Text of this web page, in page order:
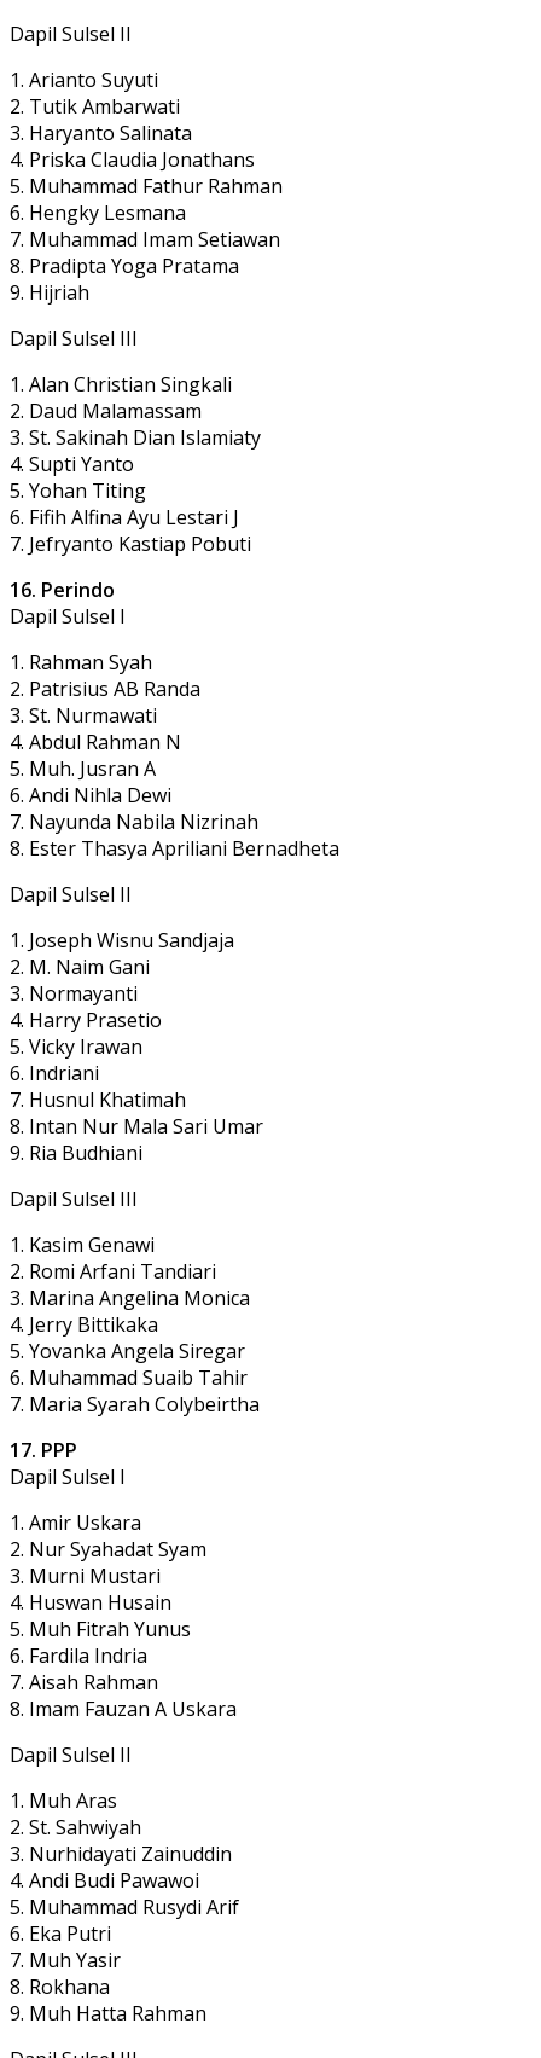
Dapil Sulsel II
1. Arianto Suyuti
2. Tutik Ambarwati
3. Haryanto Salinata
4. Priska Claudia Jonathans
5. Muhammad Fathur Rahman
6. Hengky Lesmana
7. Muhammad Imam Setiawan
8. Pradipta Yoga Pratama
9. Hijriah
Dapil Sulsel III
1. Alan Christian Singkali
2. Daud Malamassam
3. St. Sakinah Dian Islamiaty
4. Supti Yanto
5. Yohan Titing
6. Fifih Alfina Ayu Lestari J
7. Jefryanto Kastiap Pobuti
16. Perindo
Dapil Sulsel I
1. Rahman Syah
2. Patrisius AB Randa
3. St. Nurmawati
4. Abdul Rahman N
5. Muh. Jusran A
6. Andi Nihla Dewi
7. Nayunda Nabila Nizrinah
8. Ester Thasya Apriliani Bernadheta
Dapil Sulsel II
1. Joseph Wisnu Sandjaja
2. M. Naim Gani
3. Normayanti
4. Harry Prasetio
5. Vicky Irawan
6. Indriani
7. Husnul Khatimah
8. Intan Nur Mala Sari Umar
9. Ria Budhiani
Dapil Sulsel III
1. Kasim Genawi
2. Romi Arfani Tandiari
3. Marina Angelina Monica
4. Jerry Bittikaka
5. Yovanka Angela Siregar
6. Muhammad Suaib Tahir
7. Maria Syarah Colybeirtha
17. PPP
Dapil Sulsel I
1. Amir Uskara
2. Nur Syahadat Syam
3. Murni Mustari
4. Huswan Husain
5. Muh Fitrah Yunus
6. Fardila Indria
7. Aisah Rahman
8. Imam Fauzan A Uskara
Dapil Sulsel II
1. Muh Aras
2. St. Sahwiyah
3. Nurhidayati Zainuddin
4. Andi Budi Pawawoi
5. Muhammad Rusydi Arif
6. Eka Putri
7. Muh Yasir
8. Rokhana
9. Muh Hatta Rahman